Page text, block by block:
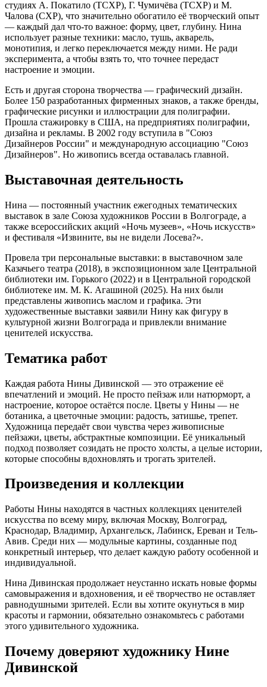
студиях А. Покатило (ТСХР), Г. Чумичёва (ТСХР) и М.
Чалова (СХР), что значительно обогатило её творческий опыт
— каждый дал что-то важное: форму, цвет, глубину. Нина
использует разные техники: масло, тушь, акварель,
монотипия, и легко переключается между ними. Не ради
эксперимента, а чтобы взять то, что точнее передаст
настроение и эмоции.
Есть и другая сторона творчества — графический дизайн.
Более 150 разработанных фирменных знаков, а также бренды,
графические рисунки и иллюстрации для полиграфии.
Прошла стажировку в США, на предприятиях полиграфии,
дизайна и рекламы. В 2002 году вступила в "Союз
Дизайнеров России" и международную ассоциацию "Союз
Дизайнеров". Но живопись всегда оставалась главной.
Выставочная деятельность
Нина — постоянный участник ежегодных тематических
выставок в зале Союза художников России в Волгограде, а
также всероссийских акций «Ночь музеев», «Ночь искусств»
и фестиваля «Извините, вы не видели Лосева?».
Провела три персональные выставки: в выставочном зале
Казачьего театра (2018), в экспозиционном зале Центральной
библиотеки им. Горького (2022) и в Центральной городской
библиотеке им. М. К. Агашиной (2025). На них были
представлены живопись маслом и графика. Эти
художественные выставки заявили Нину как фигуру в
культурной жизни Волгограда и привлекли внимание
ценителей искусства.
Тематика работ
Каждая работа Нины Дивинской — это отражение её
впечатлений и эмоций. Не просто пейзаж или натюрморт, а
настроение, которое остаётся после. Цветы у Нины — не
ботаника, а цветочные эмоции: радость, затишье, трепет.
Художница передаёт свои чувства через живописные
пейзажи, цветы, абстрактные композиции. Её уникальный
подход позволяет созидать не просто холсты, а целые истории,
которые способны вдохновлять и трогать зрителей.
Произведения и коллекции
Работы Нины находятся в частных коллекциях ценителей
искусства по всему миру, включая Москву, Волгоград,
Краснодар, Владимир, Архангельск, Лабинск, Ереван и Тель-
Авив. Среди них — модульные картины, созданные под
конкретный интерьер, что делает каждую работу особенной и
индивидуальной.
Нина Дивинская продолжает неустанно искать новые формы
самовыражения и вдохновения, и её творчество не оставляет
равнодушными зрителей. Если вы хотите окунуться в мир
красоты и гармонии, обязательно ознакомьтесь с работами
этого удивительного художника.
Почему доверяют художнику Нине
Дивинской